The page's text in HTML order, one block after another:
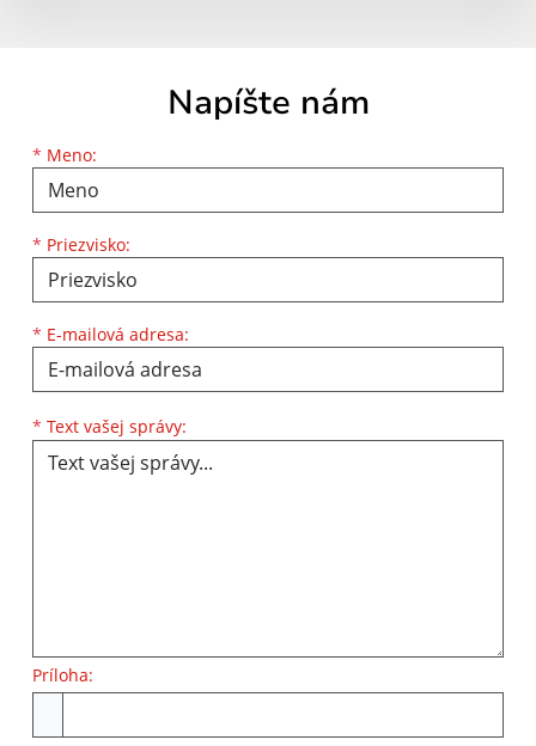
Napíšte nám
* Meno:
Meno
* Priezvisko:
Priezvisko
* E-mailová adresa:
E-mailová adresa
* Text vašej správy:
Príloha: